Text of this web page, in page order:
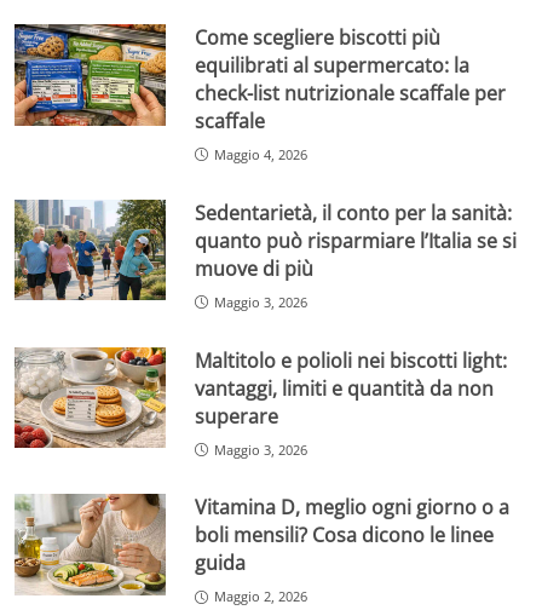
Come scegliere biscotti più
equilibrati al supermercato: la
check-list nutrizionale scaffale per
scaffale
Maggio 4, 2026
Sedentarietà, il conto per la sanità:
quanto può risparmiare l’Italia se si
muove di più
Maggio 3, 2026
Maltitolo e polioli nei biscotti light:
vantaggi, limiti e quantità da non
superare
Maggio 3, 2026
Vitamina D, meglio ogni giorno o a
boli mensili? Cosa dicono le linee
guida
Maggio 2, 2026